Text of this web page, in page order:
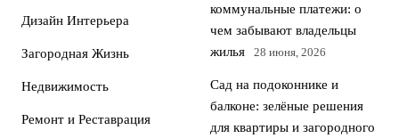
Дизайн Интерьера
Загородная Жизнь
Недвижимость
Ремонт и Реставрация
коммунальные платежи: о
чем забывают владельцы
жилья
28 июня, 2026
Сад на подоконнике и
балконе: зелёные решения
для квартиры и загородного